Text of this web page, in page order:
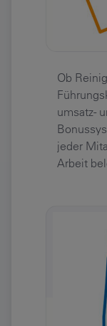
Ob
umsatz-
jeder
Arbeit